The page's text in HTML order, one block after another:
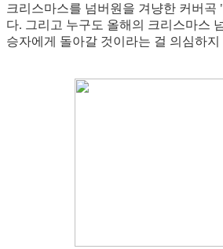
크리스마스를 넘버원을 겨냥한 커버곡
다. 그리고 누구도 올해의 크리스마스
승자에게 돌아갈 것이라는 걸 의심하지